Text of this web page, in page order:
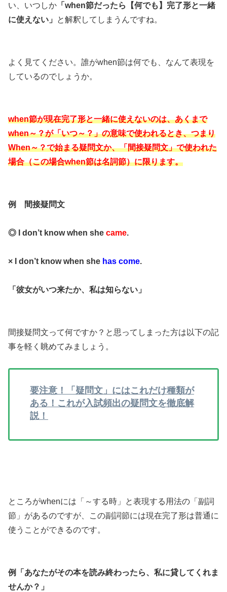
い、いつしか 「when節だったら【何でも】完了形と一緒
に使えない」
と解釈してしまうんですね。
よく見てください。誰がwhen節は何でも、なんて表現を
しているのでしょうか。
when節が現在完了形と一緒に使えないのは、あくまで
when～？が「いつ～？」の意味で使われるとき、つまり
When～？で始まる疑問文か、「間接疑問文」で使われた
場合（この場合when節は名詞節）に限ります。
例 間接疑問文
◎ I don’t know when she came.
× I don’t know when she has come.
「彼女がいつ来たか、私は知らない」
間接疑問文って何ですか？と思ってしまった方は以下の記
事を軽く眺めてみましょう。
要注意！「疑問文」にはこれだけ種類が
ある！これが入試頻出の疑問文を徹底解
説！
ところがwhenには「～する時」と表現する用法の「副詞
節」があるのですが、この副詞節には現在完了形は普通に
使うことができるのです。
例「あなたがその本を読み終わったら、私に貸してくれま
せんか？」